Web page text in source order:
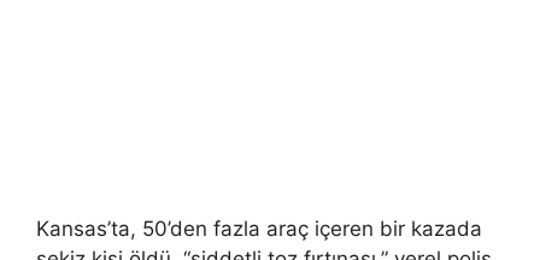
Kansas’ta, 50’den fazla araç içeren bir kazada